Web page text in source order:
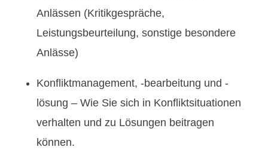
Anlässen (Kritikgespräche,
Leistungsbeurteilung, sonstige besondere
Anlässe)
Konfliktmanagement, -bearbeitung und -
lösung – Wie Sie sich in Konfliktsituationen
verhalten und zu Lösungen beitragen
können.